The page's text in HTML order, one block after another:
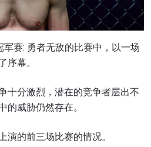
军赛: 勇者无敌的比赛中，以一场
序幕。
十分激烈，潜在的竞争者层出不
的威胁仍然存在。
演的前三场比赛的情况。